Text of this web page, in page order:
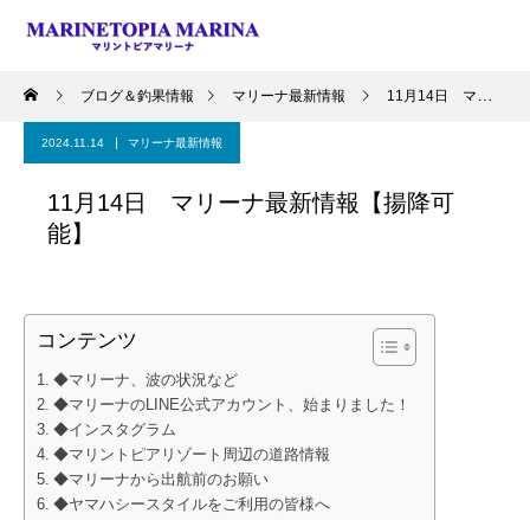
ブログ＆釣果情報 マリーナ最新情報 11月14日 マリーナ最新情報【揚降可能】
2024.11.14 マリーナ最新情報
11月14日 マリーナ最新情報【揚降可
能】
コンテンツ
◆マリーナ、波の状況など
◆マリーナのLINE公式アカウント、始まりました！
◆インスタグラム
◆マリントピアリゾート周辺の道路情報
◆マリーナから出航前のお願い
◆ヤマハシースタイルをご利用の皆様へ